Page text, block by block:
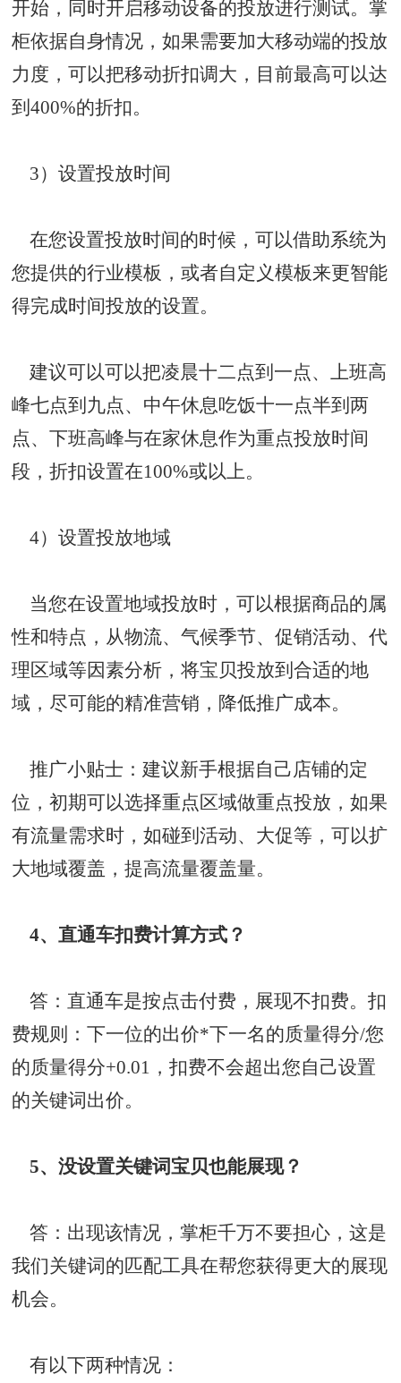
开始，同时开启移动设备的投放进行测试。掌
柜依据自身情况，如果需要加大移动端的投放
力度，可以把移动折扣调大，目前最高可以达
到400%的折扣。
3）设置投放时间
在您设置投放时间的时候，可以借助系统为
您提供的行业模板，或者自定义模板来更智能
得完成时间投放的设置。
建议可以可以把凌晨十二点到一点、上班高
峰七点到九点、中午休息吃饭十一点半到两
点、下班高峰与在家休息作为重点投放时间
段，折扣设置在100%或以上。
4）设置投放地域
当您在设置地域投放时，可以根据商品的属
性和特点，从物流、气候季节、促销活动、代
理区域等因素分析，将宝贝投放到合适的地
域，尽可能的精准营销，降低推广成本。
推广小贴士：建议新手根据自己店铺的定
位，初期可以选择重点区域做重点投放，如果
有流量需求时，如碰到活动、大促等，可以扩
大地域覆盖，提高流量覆盖量。
4、直通车扣费计算方式？
答：直通车是按点击付费，展现不扣费。扣
费规则：下一位的出价*下一名的质量得分/您
的质量得分+0.01，扣费不会超出您自己设置
的关键词出价。
5、没设置关键词宝贝也能展现？
答：出现该情况，掌柜千万不要担心，这是
我们关键词的匹配工具在帮您获得更大的展现
机会。
有以下两种情况：